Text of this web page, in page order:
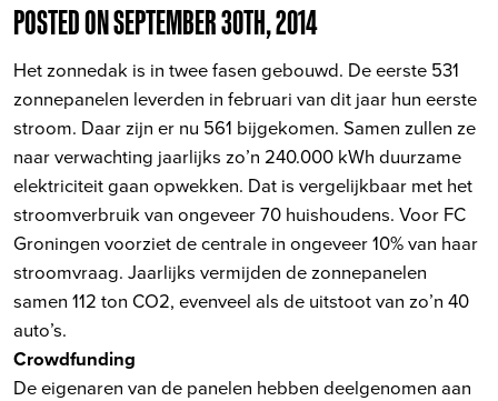
POSTED ON SEPTEMBER 30TH, 2014
Het zonnedak is in twee fasen gebouwd. De eerste 531
zonnepanelen leverden in februari van dit jaar hun eerste
stroom. Daar zijn er nu 561 bijgekomen. Samen zullen ze
naar verwachting jaarlijks zo’n 240.000 kWh duurzame
elektriciteit gaan opwekken. Dat is vergelijkbaar met het
stroomverbruik van ongeveer 70 huishoudens. Voor FC
Groningen voorziet de centrale in ongeveer 10% van haar
stroomvraag. Jaarlijks vermijden de zonnepanelen
samen 112 ton CO2, evenveel als de uitstoot van zo’n 40
auto’s.
Crowdfunding
De eigenaren van de panelen hebben deelgenomen aan